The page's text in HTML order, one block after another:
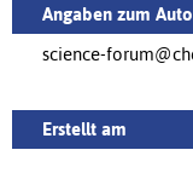
Angaben zum
science-
Erstellt am